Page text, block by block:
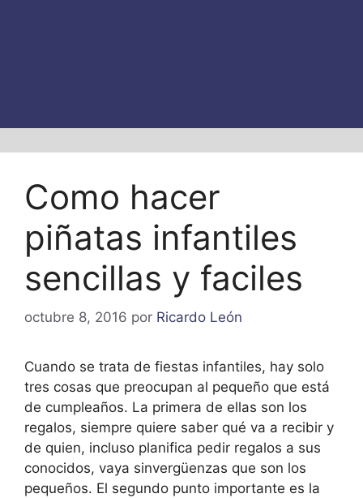
Como hacer
piñatas infantiles
sencillas y faciles
octubre 8, 2016 por Ricardo León
Cuando se trata de fiestas infantiles, hay solo
tres cosas que preocupan al pequeño que está
de cumpleaños. La primera de ellas son los
regalos, siempre quiere saber qué va a recibir y
de quien, incluso planifica pedir regalos a sus
conocidos, vaya sinvergüenzas que son los
pequeños. El segundo punto importante es la